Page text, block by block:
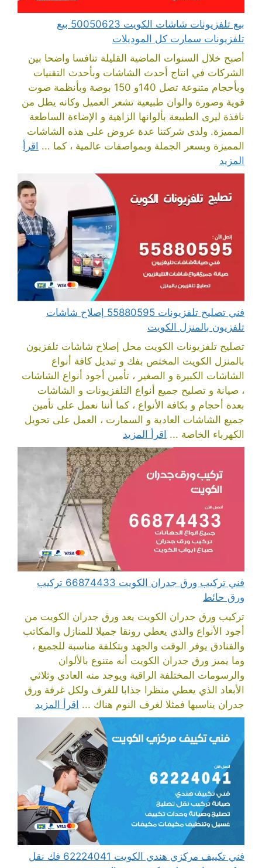
بيع تلفزيونات شاشات الكويت 50050623 بيع
تلفزيونات سمارت كل الموديلات
أصبح خلال السنوات الماضية القليلة تنافسا واضحا بين
الشركات في انتاج أحدث الشاشات وبأحدث التقنيات
وبأحجام متنوعة تصل 140و 150 بوصة وبأنظمة صوت
قوية وصورة والوان طبيعية تشعر العميل وكانه يطل من
نافذة ليرى الطبيعة بألوانها الزاهية و الإضاءة الساطعة
المميزة. ولدى شركتنا عدة عروض على هذه الشاشات
المميزة وبسعر الجملة وبمواصفات عالمية ، كما ... اقرأ
المزيد
فني تصليح تلفزيونات 55880595 إصلاح شاشات
تلفزيون بالمنزل الكويت
تصليح تلفزيونات الكويت محل إصلاح شاشات تلفزيون
بالمنزل الكويت المختص بفك و تبديل كافة أنواع
الشاشات الكبيرة و الصغير ، تأمين أجود أنواع الشاشات
، صيانة و تصليح جميع أنواع التلفزيونات و الشاشات
بعدة أحجام و بكافة الأنواع ، كما أننا نعمل على تأمين
جميع الشاشات العادية و السمارت ، العمل على تحويل
الكهرباء الخاصة ... اقرأ المزيد
فني تركيب ورق جدران الكويت 66874433 تركيب
ورق حائط
تركيب ورق جدران الكويت يعد ورق جدران الكويت من
أجود الأنواع والذي يعطي رونقا جميلا للمنازل والمكاتب
والفنادق يوفر الوقت والجهد وبتكلفة مناسبة للجميع ،
وما يميز ورق جدران الكويت أنه متنوع بالألوان
والرسومات المختلفة الراقية ويوجد منه العادي وثلاثي
الأبعاد الذي يعطي منظرا جذابا للغرف ولكل غرفة ورق
جدران يناسبها فمثلا لغرف النوم هناك ... اقرأ المزيد
فني تكييف مركزي هندي الكويت 62224041 فك نقل